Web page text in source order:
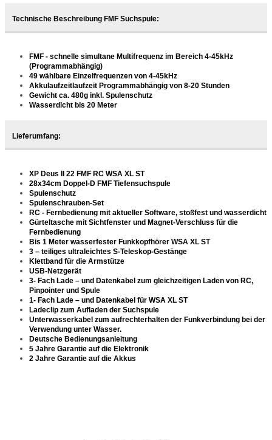
Technische Beschreibung FMF Suchspule:
FMF - schnelle simultane Multifrequenz im Bereich 4-45kHz
(Programmabhängig)
49 wählbare Einzelfrequenzen von 4-45kHz
Akkulaufzeitlaufzeit Programmabhängig von 8-20 Stunden
Gewicht ca. 480g inkl. Spulenschutz
Wasserdicht bis 20 Meter
Lieferumfang:
XP Deus II 22 FMF RC WSA XL ST
28x34cm Doppel-D FMF Tiefensuchspule
Spulenschutz
Spulenschrauben-Set
RC - Fernbedienung mit aktueller Software, stoßfest und wasserdicht
Gürteltasche mit Sichtfenster und Magnet-Verschluss für die
Fernbedienung
Bis 1 Meter wasserfester Funkkopfhörer WSA XL ST
3 – teiliges ultraleichtes S-Teleskop-Gestänge
Klettband für die Armstütze
USB-Netzgerät
3- Fach Lade – und Datenkabel zum gleichzeitigen Laden von RC,
Pinpointer und Spule
1- Fach Lade – und Datenkabel für WSA XL ST
Ladeclip zum Aufladen der Suchspule
Unterwasserkabel zum aufrechterhalten der Funkverbindung bei der
Verwendung unter Wasser.
Deutsche Bedienungsanleitung
5 Jahre Garantie auf die Elektronik
2 Jahre Garantie auf die Akkus